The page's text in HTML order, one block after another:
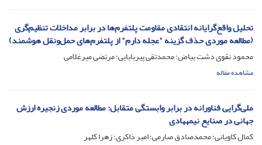
تحلیل واقع‌گرایانه انتقادی مقاومت پلتفرم‌ها در برابر مداخلات تنظیم‌گری
(مطالعه موردی حذف گزینه "عجله دارم" از پلتفرم‌های حمل‌ونقل هوشمند)
محمود نقوی دشت بیاض؛ محمدتقی پیربابایی؛ مرتضی میرغلامی
مشاهده مقاله
ملی‌گرایی فناورانه در برابر وابستگی متقابل: مطالعه موردی زنجیره ارزش
جهانی در صنایع نیمه‎هادی
کمال کاویانی؛ محمدصادق صارمی؛ امیر ذاکری؛ زهرا کلهر